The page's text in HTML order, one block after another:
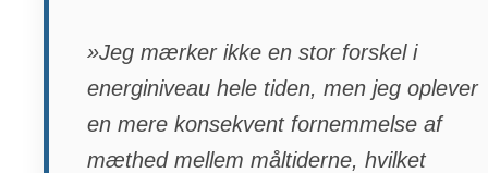
»Jeg mærker ikke en stor forskel i
energiniveau hele tiden, men jeg oplever
en mere konsekvent fornemmelse af
mæthed mellem måltiderne, hvilket